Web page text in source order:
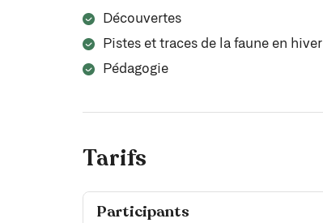
Découvertes
Pistes et traces de la faune en hiver
Pédagogie
Tarifs
Participants